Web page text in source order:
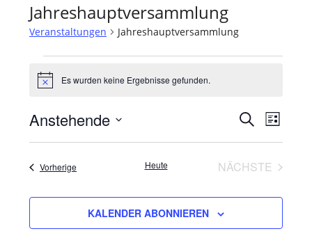
Jahreshauptversammlung
Veranstaltungen Jahreshauptversammlung
Veranstaltungen
HinweisEs wurden keine Ergebnisse gefunden.
Suche
und
SUCHELISTE
Anstehende
Datum
Vorherige Heute
NÄCHSTE
KALENDER ABONNIEREN